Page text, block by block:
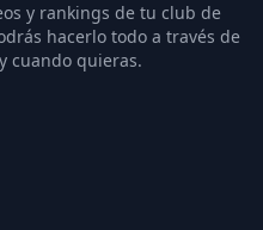
y rankings de tu club de
hacerlo todo a través de
cuando quieras.